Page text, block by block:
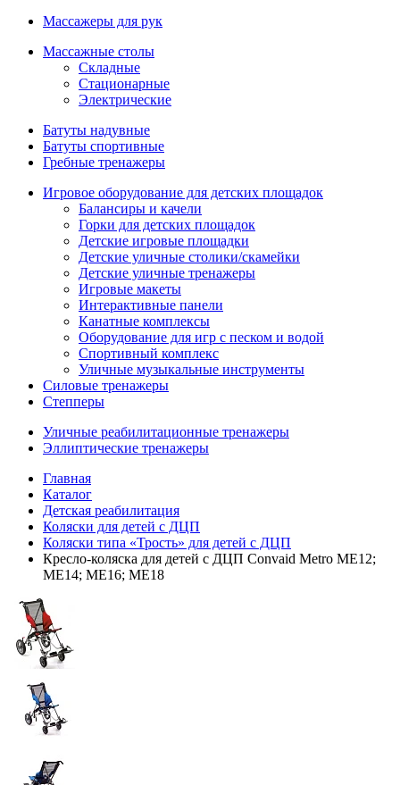
Массажеры для рук
Массажные столы
Складные
Стационарные
Электрические
Батуты надувные
Батуты спортивные
Гребные тренажеры
Игровое оборудование для детских площадок
Балансиры и качели
Горки для детских площадок
Детские игровые площадки
Детские уличные столики/скамейки
Детские уличные тренажеры
Игровые макеты
Интерактивные панели
Канатные комплексы
Оборудование для игр с песком и водой
Спортивный комплекс
Уличные музыкальные инструменты
Силовые тренажеры
Степперы
Уличные реабилитационные тренажеры
Эллиптические тренажеры
Главная
Каталог
Детская реабилитация
Коляски для детей с ДЦП
Коляски типа «Трость» для детей с ДЦП
Кресло-коляска для детей с ДЦП Convaid Metro ME12;
ME14; ME16; ME18